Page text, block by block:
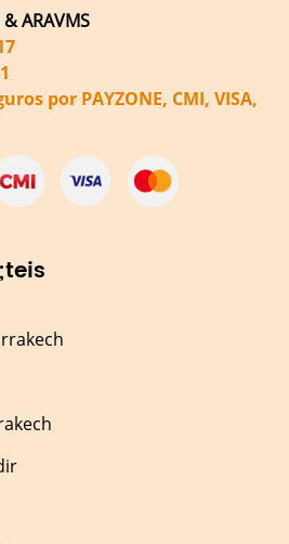
ARAVMS
por PAYZONE, CMI, VISA,